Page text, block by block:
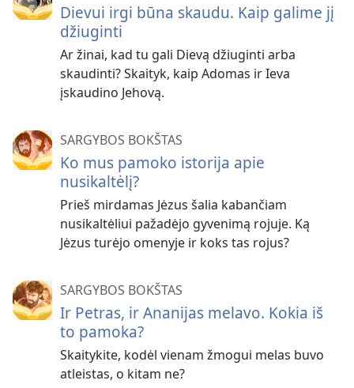
Dievui irgi būna skaudu. Kaip galime jį
džiuginti
Ar žinai, kad tu gali Dievą džiuginti arba
skaudinti? Skaityk, kaip Adomas ir Ieva
įskaudino Jehovą.
SARGYBOS BOKŠTAS
Ko mus pamoko istorija apie
nusikaltėlį?
Prieš mirdamas Jėzus šalia kabančiam
nusikaltėliui pažadėjo gyvenimą rojuje. Ką
Jėzus turėjo omenyje ir koks tas rojus?
SARGYBOS BOKŠTAS
Ir Petras, ir Ananijas melavo. Kokia iš
to pamoka?
Skaitykite, kodėl vienam žmogui melas buvo
atleistas, o kitam ne?